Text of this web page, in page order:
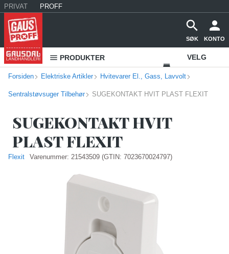
PRIVAT PROFF
SØK KONTO
PRODUKTER VELG
VAREHUS
KONTAKT
Forsiden Elektriske Artikler Hvitevarer El., Gass, Lavvolt
Sentralstøvsuger Tilbehør SUGEKONTAKT HVIT PLAST FLEXIT
SUGEKONTAKT HVIT
PLAST FLEXIT
Flexit Varenummer: 21543509 (GTIN: 7023670024797)